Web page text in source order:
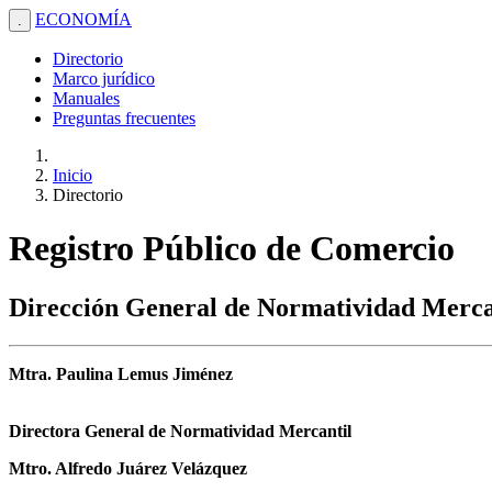
. ECONOMÍA
Directorio
Marco jurídico
Manuales
Preguntas frecuentes
Inicio
Directorio
Registro Público de Comercio
Dirección General de Normatividad
Mtra. Paulina Lemus Jiménez
Directora General de Normatividad Mercantil
Mtro. Alfredo Juárez Velázquez